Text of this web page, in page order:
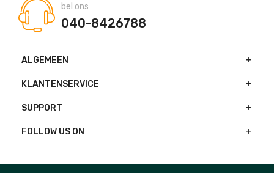
bel ons
040-8426788
ALGEMEEN
KLANTENSERVICE
SUPPORT
FOLLOW US ON